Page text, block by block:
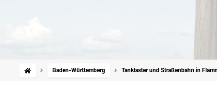
Baden-Württemberg Tanklaster und Straßenbahn in